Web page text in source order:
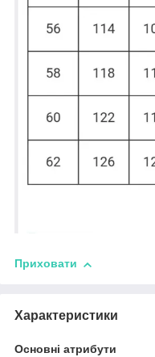
Приховати
Характеристики
Основні атрибути